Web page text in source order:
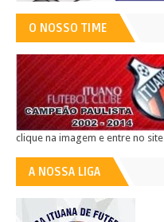
O NOSSO TIME
clique na imagem e entre no site
A NOSSA LIGA